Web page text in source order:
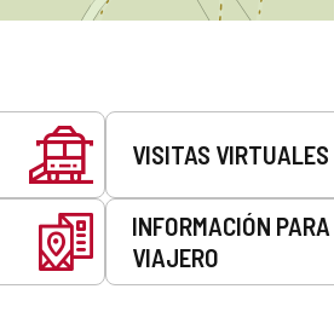
VISITAS VIRTUALES
INFORMACIÓN
VIAJERO